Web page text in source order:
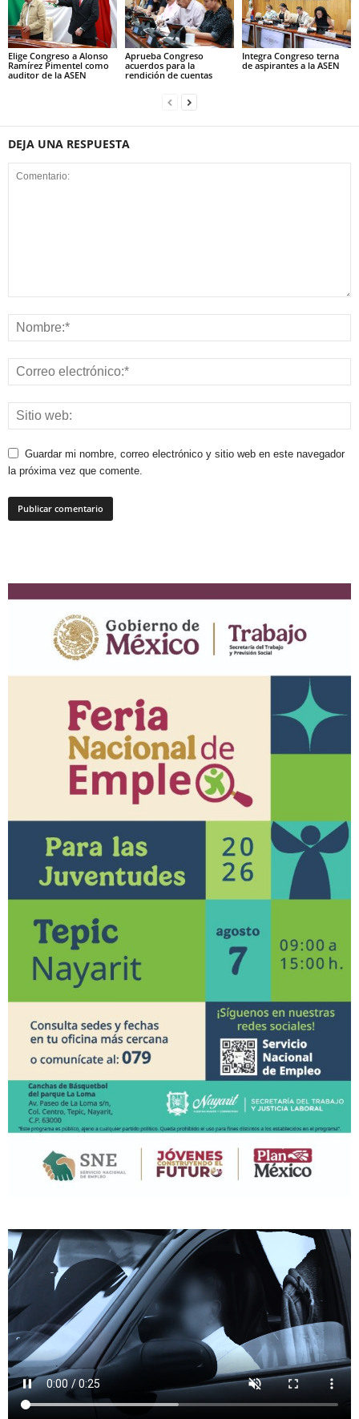
Elige Congreso a Alonso
Ramírez Pimentel como
auditor de la ASEN
Aprueba Congreso
acuerdos para la
rendición de cuentas
Integra Congreso terna
de aspirantes a la ASEN
DEJA UNA RESPUESTA
Guardar mi nombre, correo electrónico y sitio web en este navegador
la próxima vez que comente.